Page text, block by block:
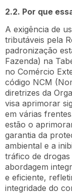
2.2. Por que
A exigência de
tributáveis pela
padronização
Fazenda) na
no Comércio
código NCM
diretrizes da
visa aprimorar
em várias
estão o
garantia da
ambiental e a
tráfico de drogas
abordagem
e eficiente,
integridade do